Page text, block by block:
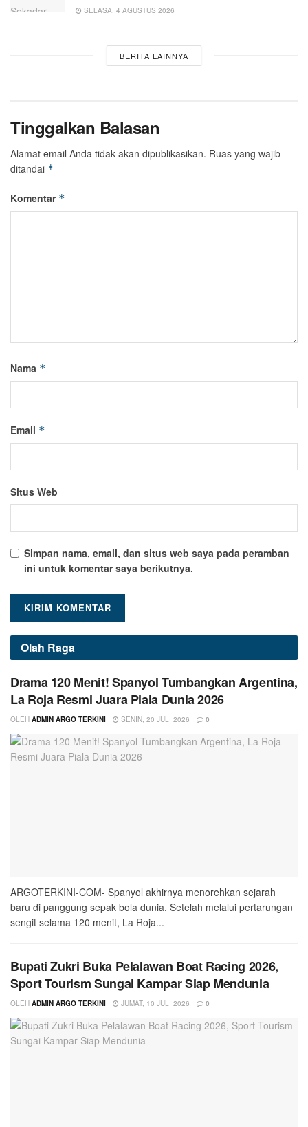
SELASA, 4 AGUSTUS 2026
BERITA LAINNYA
Tinggalkan Balasan
Alamat email Anda tidak akan dipublikasikan. Ruas yang wajib
ditandai *
Komentar *
Nama *
Email *
Situs Web
Simpan nama, email, dan situs web saya pada peramban
ini untuk komentar saya berikutnya.
Olah Raga
Drama 120 Menit! Spanyol Tumbangkan Argentina,
La Roja Resmi Juara Piala Dunia 2026
OLEH ADMIN ARGO TERKINI SENIN, 20 JULI 2026 0
ARGOTERKINI-COM- Spanyol akhirnya menorehkan sejarah
baru di panggung sepak bola dunia. Setelah melalui pertarungan
sengit selama 120 menit, La Roja...
Bupati Zukri Buka Pelalawan Boat Racing 2026,
Sport Tourism Sungai Kampar Siap Mendunia
OLEH ADMIN ARGO TERKINI JUMAT, 10 JULI 2026 0